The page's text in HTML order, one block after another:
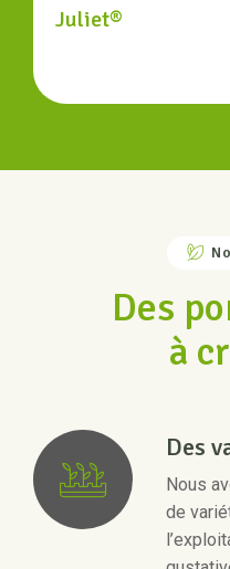
Juliet®
Des
à
Des
Nous
de